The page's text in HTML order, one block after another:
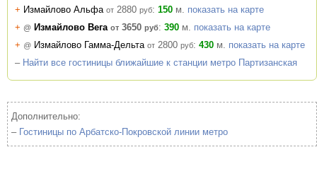
+ Измайлово Альфа от 2880 руб: 150 м. показать на карте
+ @ Измайлово Вега от 3650 руб: 390 м. показать на карте
+ @ Измайлово Гамма-Дельта от 2800 руб: 430 м. показать на карте
– Найти все гостиницы ближайшие к станции метро Партизанская
Дополнительно:
– Гостиницы по Арбатско-Покровской линии метро